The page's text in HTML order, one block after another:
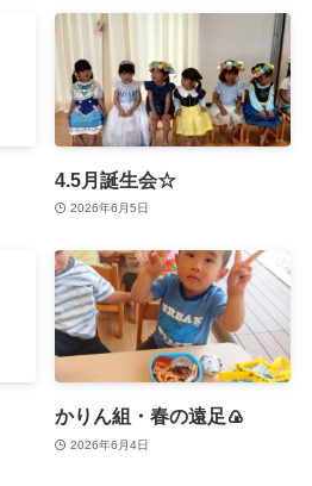
4.5月誕生会☆
2026年6月5日
かりん組・春の遠足🍙
2026年6月4日